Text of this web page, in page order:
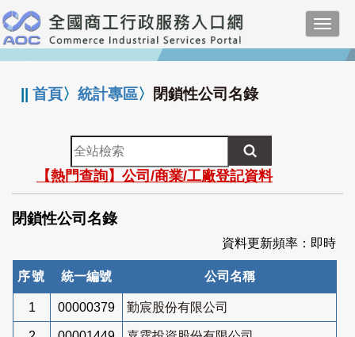
跳
到
主
要
:::
||首頁〉統計專區〉 閉鎖性公司名錄
全
站
檢
索
【熱門查詢】公司/商業/工廠登記資料
閉鎖性公司名錄
資料更新頻率：即時
序號 統一編號 公司名稱
1 00000379 勤宸股份有限公司